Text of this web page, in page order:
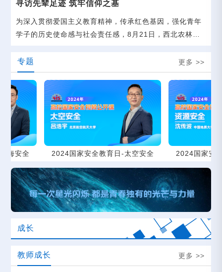
传承调研团”，
寻访先辈足迹 筑牢信仰之基
为深入贯彻爱国主义教育精神，传承红色基因，强化青年
学子的历史使命感与社会责任感，8月21日，西北农林科
楼刘少奇故居开展调研活动，在行走的课堂中感悟思想伟
力，锤炼党性修养，坚定理想信念。
专题 更多 >>
2024国家安全教育日-太空安全 2024国家安全教
成长
教师成长 更多 >>